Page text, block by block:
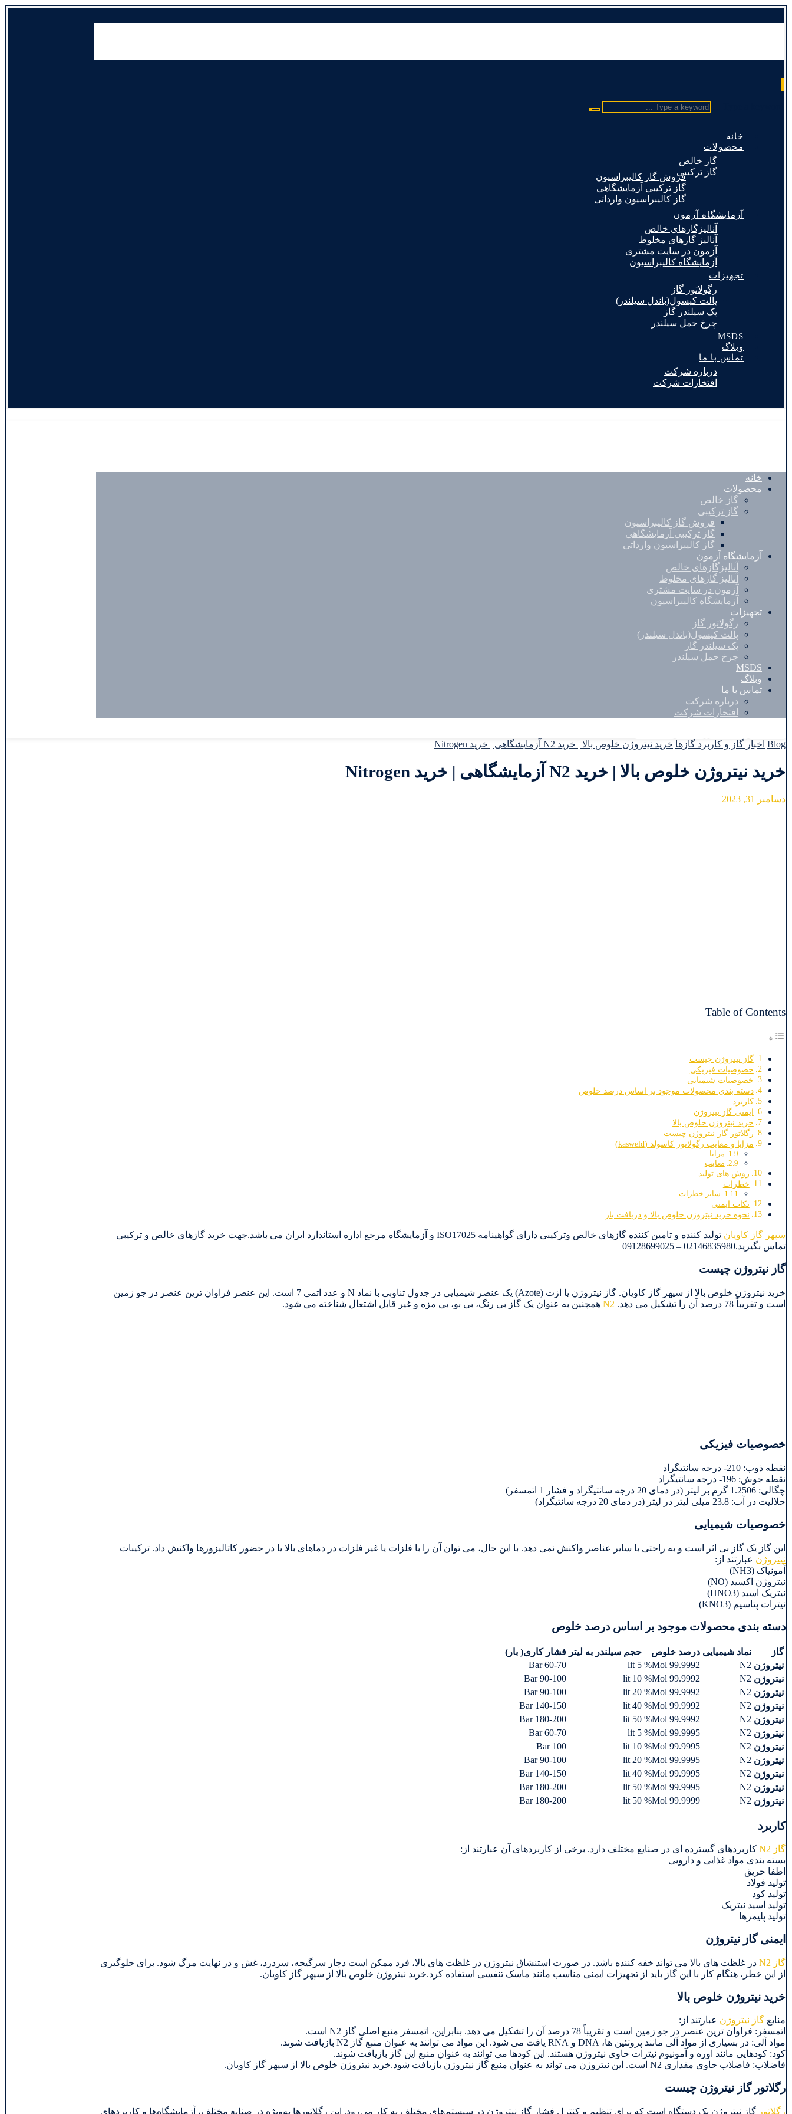
خانه
محصولات
گاز خالص
گاز ترکیبیفروش گاز کالیبراسیون
گاز ترکیبی آزمایشگاهی
گاز کالیبراسیون وارداتی
آزمایشگاه آزمون
آنالیزگازهای خالص
آنالیز گازهای مخلوط
آزمون در سایت مشتری
آزمایشگاه کالیبراسیون
تجهیزات
رگولاتور گاز
پالت کپسول(باندل سیلندر)
پک سیلندر گاز
چرخ حمل سیلندر
MSDS
وبلاگ
تماس با ما
درباره شرکت
افتخارات شرکت
خانه
محصولات
گاز خالص
گاز ترکیبی
فروش گاز کالیبراسیون
گاز ترکیبی آزمایشگاهی
گاز کالیبراسیون وارداتی
آزمایشگاه آزمون
آنالیزگازهای خالص
آنالیز گازهای مخلوط
آزمون در سایت مشتری
آزمایشگاه کالیبراسیون
تجهیزات
رگولاتور گاز
پالت کپسول(باندل سیلندر)
پک سیلندر گاز
چرخ حمل سیلندر
MSDS
وبلاگ
تماس با ما
درباره شرکت
افتخارات شرکت
Blog اخبار گاز و کاربرد گازها خرید نیتروژن خلوص بالا | خرید N2 آزمایشگاهی | خرید Nitrogen
خرید نیتروژن خلوص بالا | خرید N2 آزمایشگاهی | خرید Nitrogen
دسامبر 31, 2023
Table of Contents
گاز نیتروژن چیست
خصوصیات فیزیکی
خصوصیات شیمیایی
دسته بندی محصولات موجود بر اساس درصد خلوص
کاربرد
ایمنی گاز نیتروژن
خرید نیتروژن خلوص بالا
رگلاتور گاز نیتروژن چیست
مزایا و معایب رگولاتور کاسولد (kasweld)
مزایا
معایب
روش های تولید
خطرات
سایر خطرات
نکات ایمنی
نحوه خرید نیتروژن خلوص بالا و دریافت بار
سپهر گاز کاویان
تولید کننده و تامین کننده گازهای خالص وترکیبی دارای گواهینامه ISO17025 و آزمایشگاه مرجع اداره استاندارد ایران می باشد.جهت خرید گازهای خالص و ترکیبی
تماس بگیرید.02146835980 – 09128699025
گاز نیتروژن چیست
خرید نیتروژن خلوص بالا از سپهر گاز کاویان. گاز نیتروژن یا ازت (Azote) یک عنصر شیمیایی در جدول تناوبی با نماد N و عدد اتمی 7 است. این عنصر فراوان ترین عنصر در جو زمین
است و تقریباً 78 درصد آن را تشکیل می دهد.
همچنین به عنوان یک گاز بی رنگ، بی بو، بی مزه و غیر قابل اشتعال شناخته می شود.
خصوصیات فیزیکی
نقطه ذوب: 210- درجه سانتیگراد
نقطه جوش: 196- درجه سانتیگراد
چگالی: 1.2506 گرم بر لیتر (در دمای 20 درجه سانتیگراد و فشار 1 اتمسفر)
حلالیت در آب: 23.8 میلی لیتر در لیتر (در دمای 20 درجه سانتیگراد)
خصوصیات شیمیایی
این گاز یک گاز بی اثر است و به راحتی با سایر عناصر واکنش نمی دهد. با این حال، می توان آن را با فلزات یا غیر فلزات در دماهای بالا یا در حضور کاتالیزورها واکنش داد. ترکیبات
نیتروژن عبارتند از:
آمونیاک (NH3)
نیتروژن اکسید (NO)
نیتریک اسید (HNO3)
نیترات پتاسیم (KNO3)
دسته بندی محصولات موجود بر اساس درصد خلوص
گاز نماد شیمیایی درصد خلوص حجم سیلندر به لیتر فشار کاری( بار)
نیتروژن N2
99.9992 Mol%
5 lit
60-70 Bar
نیتروژن N2
99.9992 Mol%
10 lit
90-100 Bar
نیتروژن N2
99.9992 Mol%
20 lit
90-100 Bar
نیتروژن N2
99.9992 Mol%
40 lit
140-150 Bar
نیتروژن N2
99.9992 Mol%
50 lit
180-200 Bar
نیتروژن N2
99.9995 Mol%
5 lit
60-70 Bar
نیتروژن N2
99.9995 Mol%
10 lit
100 Bar
نیتروژن N2
99.9995 Mol%
20 lit
90-100 Bar
نیتروژن N2
99.9995 Mol%
40 lit
140-150 Bar
نیتروژن N2
99.9995 Mol%
50 lit
180-200 Bar
نیتروژن N2
99.9999 Mol%
50 lit
180-200 Bar
کاربرد
گاز N2
کاربردهای گسترده ای در صنایع مختلف دارد. برخی از کاربردهای آن عبارتند از:
بسته بندی مواد غذایی و دارویی
اطفا حریق
تولید فولاد
تولید کود
تولید اسید نیتریک
تولید پلیمرها
ایمنی گاز نیتروژن
گاز N2
در غلظت های بالا می تواند خفه کننده باشد. در صورت استنشاق نیتروژن در غلظت های بالا، فرد ممکن است دچار سرگیجه، سردرد، غش و در نهایت مرگ شود. برای جلوگیری
از این خطر، هنگام کار با این گاز باید از تجهیزات ایمنی مناسب مانند ماسک تنفسی استفاده کرد.خرید نیتروژن خلوص بالا از سپهر گاز کاویان.
خرید نیتروژن خلوص بالا
منابع گاز نیتروژن عبارتند از:
اتمسفر: فراوان ترین عنصر در جو زمین است و تقریباً 78 درصد آن را تشکیل می دهد. بنابراین، اتمسفر منبع اصلی گاز N2 است.
مواد آلی: در بسیاری از مواد آلی مانند پروتئین ها، DNA و RNA یافت می شود. این مواد می توانند به عنوان منبع گاز N2 بازیافت شوند.
کود: کودهایی مانند اوره و آمونیوم نیترات حاوی نیتروژن هستند. این کودها می توانند به عنوان منبع این گاز بازیافت شوند.
فاضلاب: فاضلاب حاوی مقداری N2 است. این نیتروژن می تواند به عنوان منبع گاز نیتروژن بازیافت شود.خرید نیتروژن خلوص بالا از سپهر گاز کاویان.
رگلاتور گاز نیتروژن چیست
رگلاتور گاز نیتروژن یک دستگاه است که برای تنظیم و کنترل فشار گاز نیتروژن در سیستم‌های مختلف به کار می‌رود. این رگلاتورها به‌ویژه در صنایع مختلف، آزمایشگاه‌ها و کاربردهای